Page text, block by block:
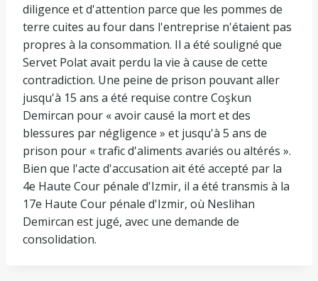
diligence et d'attention parce que les pommes de
terre cuites au four dans l'entreprise n'étaient pas
propres à la consommation. Il a été souligné que
Servet Polat avait perdu la vie à cause de cette
contradiction. Une peine de prison pouvant aller
jusqu'à 15 ans a été requise contre Coşkun
Demircan pour « avoir causé la mort et des
blessures par négligence » et jusqu'à 5 ans de
prison pour « trafic d'aliments avariés ou altérés ».
Bien que l'acte d'accusation ait été accepté par la
4e Haute Cour pénale d'Izmir, il a été transmis à la
17e Haute Cour pénale d'Izmir, où Neslihan
Demircan est jugé, avec une demande de
consolidation.